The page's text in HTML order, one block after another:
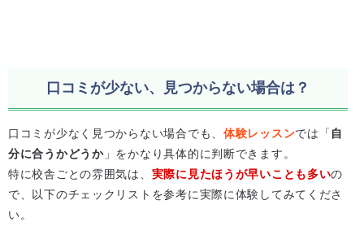
口コミが少ない、見つからない場合は？
口コミが少なく見つからない場合でも、 体験レッスンでは「 自
分に合うかどうか」をかなり具体的に判断できます。
特に校舎ごとの雰囲気は、 実際に見たほうが早いことも多いの
で、以下のチェックリストを参考に実際に体験してみてくださ
い。